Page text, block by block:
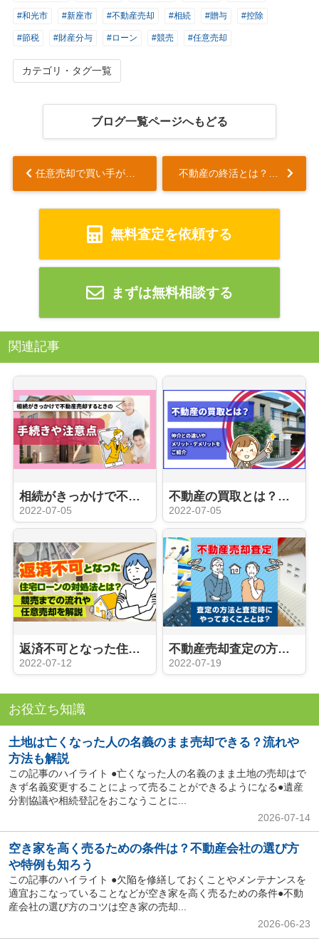
#和光市 #新座市 #不動産売却 #相続 #贈与 #控除
#節税 #財産分与 #ローン #競売 #任意売却
カテゴリ・タグ一覧
ブログ一覧ページへもどる
任意売却で買い手がつかないとどうなる？その理由と対策を解説...
無料査定を依頼する
まずは無料相談する
関連記事
相続がきっかけで不動産売却するときの手続きや注意点
2022-07-05
不動産の買取とは？仲介との違いやメリット・デメリットをご紹介
2022-07-05
返済不可となった住宅ローンの対処法とは？競売までの流れや任意売却を解説
2022-07-12
不動産売却査定の方法と査定時にやっておくこととは？
2022-07-19
お役立ち知識
土地は亡くなった人の名義のまま売却できる？流れや
方法も解説
この記事のハイライト ●亡くなった人の名義のまま土地の売却はで
きず名義変更することによって売ることができるようになる●遺産
分割協議や相続登記をおこなうことに...
2026-07-14
空き家を高く売るための条件は？不動産会社の選び方
や特例も知ろう
この記事のハイライト ●欠陥を修繕しておくことやメンテナンスを
適宜おこなっていることなどが空き家を高く売るための条件●不動
産会社の選び方のコツは空き家の売却...
2026-06-23